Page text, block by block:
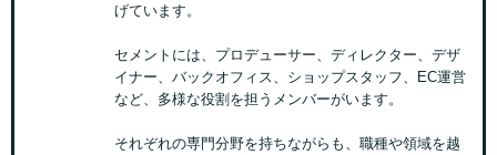
げています。
セメントには、プロデューサー、ディレクター、デザ
イナー、バックオフィス、ショップスタッフ、EC運営
など、多様な役割を担うメンバーがいます。
それぞれの専門分野を持ちながらも、職種や領域を越